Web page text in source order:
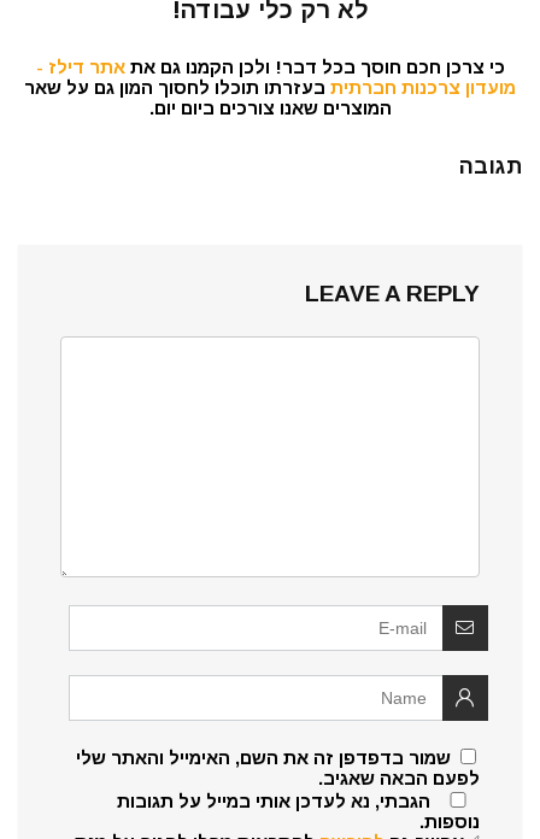
לא רק כלי עבודה!
כי צרכן חכם חוסך בכל דבר! ולכן הקמנו גם אתאתר דילז -
מועדון צרכנות חברתית בעזרתו תוכלו לחסוך המון גם על שאר
המוצרים שאנו צורכים ביום יום.
תגובה
LEAVE A REPLY
שמור בדפדפן זה את השם, האימייל והאתר שלי
לפעם הבאה שאגיב.
הגבתי, נא לעדכן אותי במייל על תגובות
נוספות.